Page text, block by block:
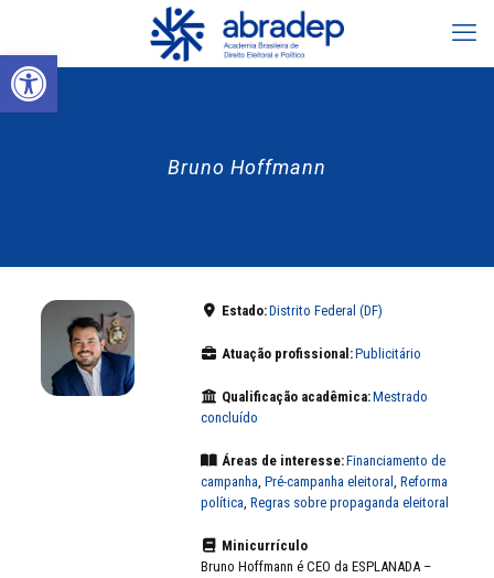
Abrir a barra de ferramentas
Bruno Hoffmann
Estado:Distrito Federal (DF)
Atuação profissional:Publicitário
Qualificação acadêmica:Mestrado
concluído
Áreas de interesse:Financiamento de
campanha, Pré-campanha eleitoral , Reforma
política, Regras sobre propaganda eleitoral
Minicurrículo
Bruno Hoffmann é CEO da ESPLANADA –